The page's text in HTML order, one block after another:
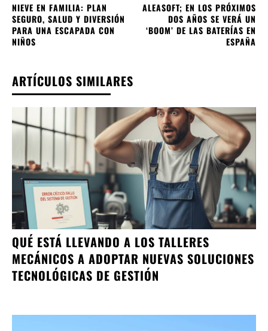
NIEVE EN FAMILIA: PLAN
SEGURO, SALUD Y DIVERSIÓN
PARA UNA ESCAPADA CON
NIÑOS
ALEASOFT; EN LOS PRÓXIMOS
DOS AÑOS SE VERÁ UN
‘BOOM’ DE LAS BATERÍAS EN
ESPAÑA
ARTÍCULOS SIMILARES
QUÉ ESTÁ LLEVANDO A LOS TALLERES
MECÁNICOS A ADOPTAR NUEVAS SOLUCIONES
TECNOLÓGICAS DE GESTIÓN